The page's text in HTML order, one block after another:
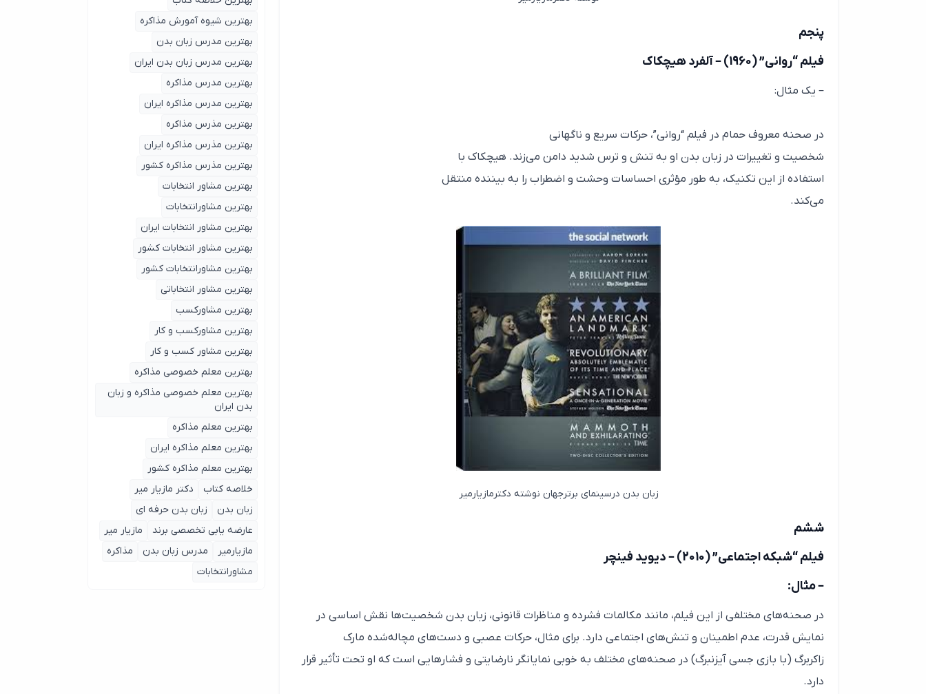
پنجم
فیلم “روانی” (1960) – آلفرد هیچکاک
– یک مثال:
در صحنه معروف حمام در فیلم “روانی”، حرکات سریع و ناگهانی
شخصیت و تغییرات در زبان بدن او به تنش و ترس شدید دامن می‌زند. هیچکاک با
استفاده از این تکنیک، به طور مؤثری احساسات وحشت و اضطراب را به بیننده منتقل
می‌کند.
زبان بدن درسینمای برترجهان نوشته دکترمازیارمیر
ششم
فیلم “شبکه اجتماعی” (2010) – دیوید فینچر
– مثال:
در صحنه‌های مختلفی از این فیلم، مانند مکالمات فشرده و مناظرات قانونی، زبان بدن شخصیت‌ها نقش اساسی در
نمایش قدرت، عدم اطمینان و تنش‌های اجتماعی دارد. برای مثال، حرکات عصبی و دست‌های مچاله‌شده مارک
زاکربرگ (با بازی جسی آیزنبرگ) در صحنه‌های مختلف به خوبی نمایانگر نارضایتی و فشارهایی است که او تحت تأثیر قرار
دارد.
بهترین شیوه آمورش مذاکره
بهترین مدرس زبان بدن
بهترین مدرس زبان بدن ایران
بهترین مدرس مذاکره
بهترین مدرس مذاکره ایران
بهترین مذرس مذاکره
بهترین مذرس مذاکره ایران
بهترین مذرس مذاکره کشور
بهترین مشاور انتخابات
بهترین مشاورانتخابات
بهترین مشاور انتخابات ایران
بهترین مشاور انتخابات کشور
بهترین مشاورانتخابات کشور
بهترین مشاور انتخاباتی
بهترین مشاورکسب
بهترین مشاورکسب و کار
بهترین مشاور کسب و کار
بهترین معلم خصوصی مذاکره
بهترین معلم خصوصی مذاکره و زبان
بدن ایران
بهترین معلم مذاکره
بهترین معلم مذاکره ایران
بهترین معلم مذاکره کشور
خلاصه کتاب
دکتر مازیار میر
زبان بدن
زبان بدن حرفه ای
عارضه یابی تخصصی برند
مازیار میر
مازیارمیر
مدرس زبان بدن
مذاکره
مشاورانتخابات